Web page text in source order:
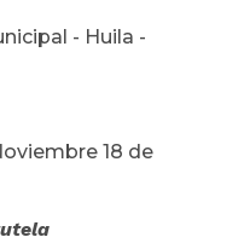
- Huila -
18 de